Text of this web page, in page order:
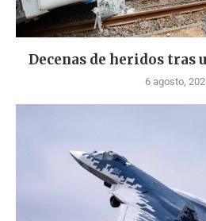
Decenas de heridos tras
6 agosto,